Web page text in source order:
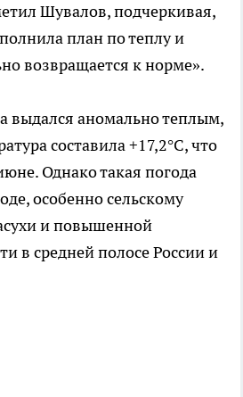
Шувалов, подчеркивая,
план по теплу и
возвращается к норме».
выдался аномально теплым,
составила +17,2°C, что
Однако такая погода
особенно сельскому
и повышенной
в средней полосе России и